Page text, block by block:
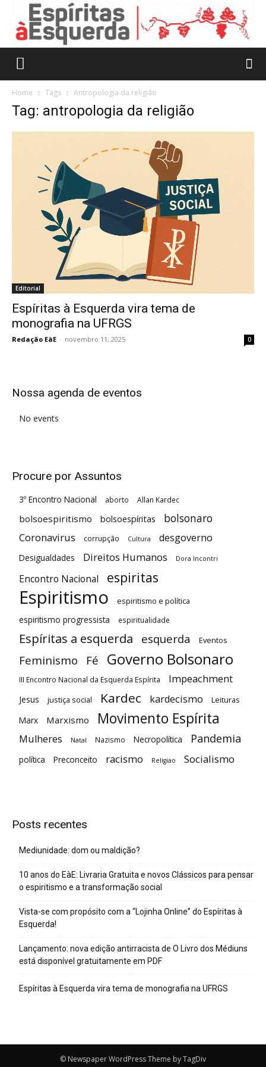
Home Tags Antropologia da religião
Tag: antropologia da religião
Editorial
Espíritas à Esquerda vira tema de
monografia na UFRGS
Redação EàE - novembro 11, 2025 0
Nossa agenda de eventos
No events
Procure por Assuntos
3º Encontro Nacional aborto Allan Kardec
bolsoespiritismo bolsoespíritas bolsonaro
Coronavirus corrupção Cultura desgoverno
Desigualdades Direitos Humanos Dora Incontri
Encontro Nacional espiritas
Espiritismo espiritismo e política
espiritismo progressista espiritualidade
Espíritas a esquerda esquerda Eventos
Feminismo Fé Governo Bolsonaro
III Encontro Nacional da Esquerda Espírita Impeachment
Jesus justiça social Kardec kardecismo Leituras
Marx Marxismo Movimento Espírita
Mulheres Natal Nazismo Necropolítica Pandemia
política Preconceito racismo Religiao Socialismo
Posts recentes
Mediunidade: dom ou maldição?
10 anos do EàE: Livraria Gratuita e novos Clássicos para pensar
o espiritismo e a transformação social
Vista-se com propósito com a “Lojinha Online” do Espíritas à
Esquerda!
Lançamento: nova edição antirracista de O Livro dos Médiuns
está disponível gratuitamente em PDF
Espíritas à Esquerda vira tema de monografia na UFRGS
© Newspaper WordPress Theme by TagDiv